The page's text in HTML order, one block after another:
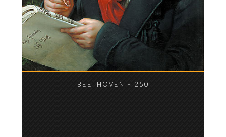
BEETHOVEN – 250